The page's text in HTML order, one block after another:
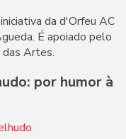
da d'Orfeu AC
É apoiado pelo
das Artes.
por humor à